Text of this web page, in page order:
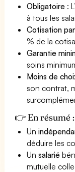
Obligatoire :
à tous les
Cotisation
% de la
Garantie
soins
Moins de
son contrat,
👉 En résumé :
Un
déduire les
Unsalarié
mutuelle